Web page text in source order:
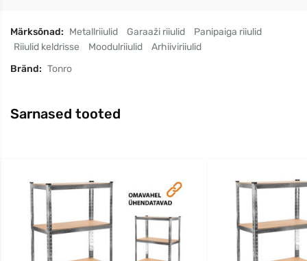
Märksõnad: Metallriiulid Garaaži riiulid
Panipaiga riiulid
Riiulid keldrisse
Moodulriiulid
Arhiiviriiulid
Bränd: Tonro
Sarnased tooted